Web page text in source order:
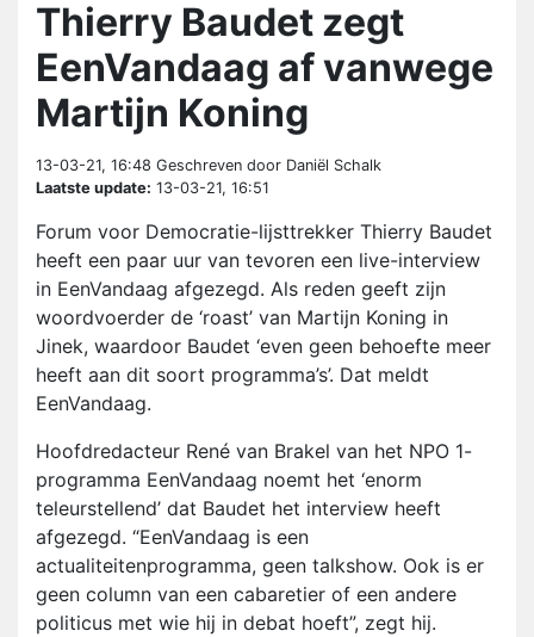
Thierry Baudet zegt
EenVandaag af vanwege
Martijn Koning
13-03-21, 16:48 Geschreven door Daniël Schalk
Laatste update: 13-03-21, 16:51
Forum voor Democratie-lijsttrekker Thierry Baudet
heeft een paar uur van tevoren een live-interview
in EenVandaag afgezegd. Als reden geeft zijn
woordvoerder de ‘roast’ van Martijn Koning in
Jinek, waardoor Baudet ‘even geen behoefte meer
heeft aan dit soort programma’s’. Dat meldt
EenVandaag.
Hoofdredacteur René van Brakel van het NPO 1-
programma EenVandaag noemt het ‘enorm
teleurstellend’ dat Baudet het interview heeft
afgezegd. “EenVandaag is een
actualiteitenprogramma, geen talkshow. Ook is er
geen column van een cabaretier of een andere
politicus met wie hij in debat hoeft”, zegt hij.